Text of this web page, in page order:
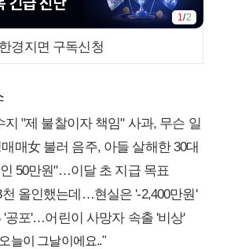
1/2
한경지면 구독신청
지 "제 불찰이자 책임" 사과, 무슨 일
매女 불러 음주, 아들 살해한 30대
50만원"…이달 초 지급 목표
올인했는데…현실은 '-2,400만원'
'공포'…어린이 사망자 속출 '비상'
늘이 그날이에요.."